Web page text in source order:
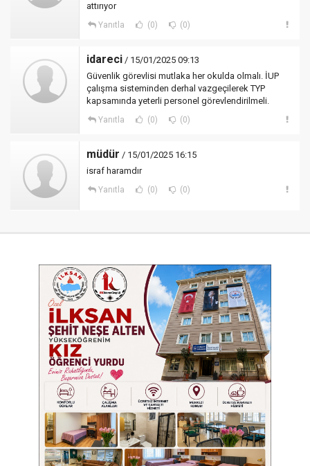
attırıyor
Yanıtla (0) (0)
idareci / 15/01/2025 09:13
Güvenlik görevlisi mutlaka her okulda olmalı. İUP
çalışma sisteminden derhal vazgeçilerek TYP
kapsamında yeterli personel görevlendirilmeli.
Yanıtla (0) (0)
müdür / 15/01/2025 16:15
israf haramdır
Yanıtla (0) (0)